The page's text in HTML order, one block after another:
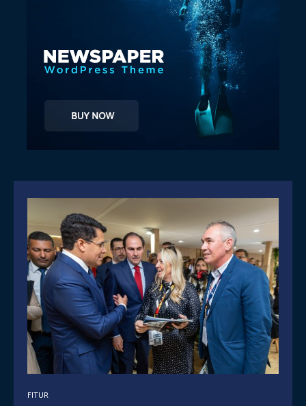
FITUR